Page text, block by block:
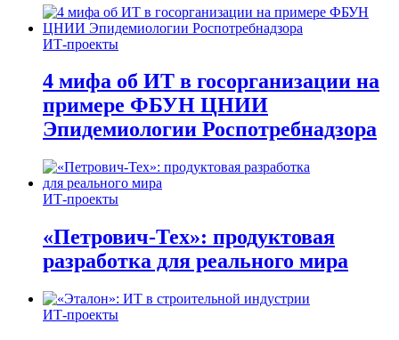
ИТ-проекты
4 мифа об ИТ в госорганизации на
примере ФБУН ЦНИИ
Эпидемиологии Роспотребнадзора
ИТ-проекты
«Петрович-Тех»: продуктовая
разработка для реального мира
ИТ-проекты